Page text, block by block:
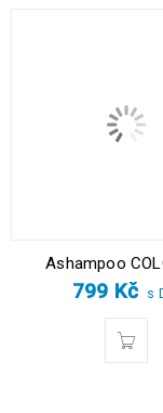
Ashampoo
799 Kč s